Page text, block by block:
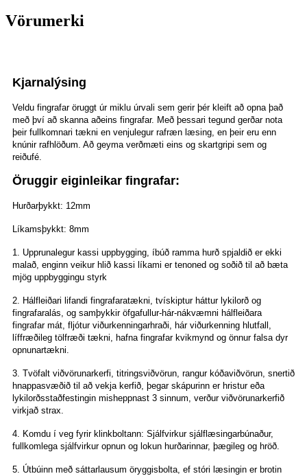
Vörumerki
Kjarnalýsing
Veldu fingrafar öruggt úr miklu úrvali sem gerir þér kleift að opna það
með því að skanna aðeins fingrafar. Með þessari tegund gerðar nota
þeir fullkomnari tækni en venjulegur rafræn læsing, en þeir eru enn
knúnir rafhlöðum. Að geyma verðmæti eins og skartgripi sem og
reiðufé.
Öruggir eiginleikar fingrafar:
Hurðarþykkt: 12mm
Líkamsþykkt: 8mm
1. Upprunalegur kassi uppbygging, íbúð ramma hurð spjaldið er ekki
malað, enginn veikur hlið kassi líkami er tenoned og soðið til að bæta
mjög uppbyggingu styrk
2. Hálfleiðari lifandi fingrafaratækni, tvískiptur háttur lykilorð og
fingrafaralás, og samþykkir öfgafullur-hár-nákvæmni hálfleiðara
fingrafar mát, fljótur viðurkenningarhraði, hár viðurkenning hlutfall,
líffræðileg tölfræði tækni, hafna fingrafar kvikmynd og önnur falsa dyr
opnunartækni.
3. Tvöfalt viðvörunarkerfi, titringsviðvörun, rangur kóðaviðvörun, snertið
hnappasvæðið til að vekja kerfið, þegar skápurinn er hristur eða
lykilorðsstaðfestingin misheppnast 3 sinnum, verður viðvörunarkerfið
virkjað strax.
4. Komdu í veg fyrir klinkboltann: Sjálfvirkur sjálflæsingarbúnaður,
fullkomlega sjálfvirkur opnun og lokun hurðarinnar, þægileg og hröð.
5. Útbúinn með sáttarlausum öryggisbolta, ef stóri læsingin er brotin